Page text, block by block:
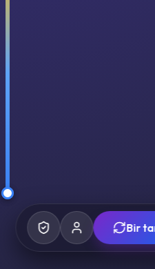
Bir